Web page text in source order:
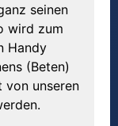
seinen
wird zum
Handy
(Beten)
von unseren